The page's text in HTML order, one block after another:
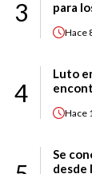
3
para
Hace
4
Luto
Hace
Se
desde